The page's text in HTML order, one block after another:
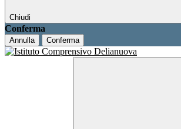
Chiudi
Conferma
Annulla Conferma